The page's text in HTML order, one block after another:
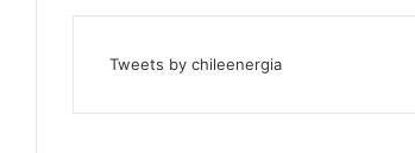
Tweets by chileenergia